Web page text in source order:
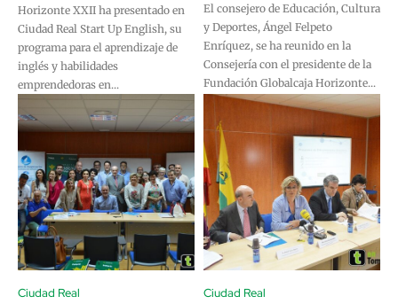
Horizonte XXII ha presentado en
Ciudad Real Start Up English, su
programa para el aprendizaje de
inglés y habilidades
emprendedoras en...
El consejero de Educación, Cultura
y Deportes, Ángel Felpeto
Enríquez, se ha reunido en la
Consejería con el presidente de la
Fundación Globalcaja Horizonte...
Ciudad Real Ciudad Real